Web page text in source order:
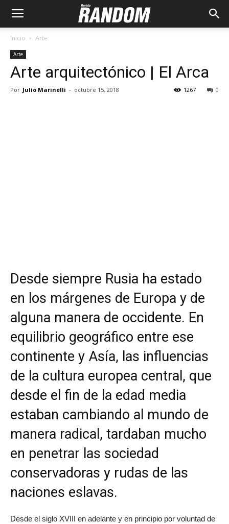
Inicio Arte
Arte
Arte arquitectónico | El Arca
Por Julio Marinelli - octubre 15, 2018 0
1267
Desde siempre Rusia ha estado
en los márgenes de Europa y de
alguna manera de occidente. En
equilibrio geográfico entre ese
continente y Asía, las influencias
de la cultura europea central, que
desde el fin de la edad media
estaban cambiando al mundo de
manera radical, tardaban mucho
en penetrar las sociedad
conservadoras y rudas de las
naciones eslavas.
Desde el siglo XVIII en adelante y en principio por voluntad de